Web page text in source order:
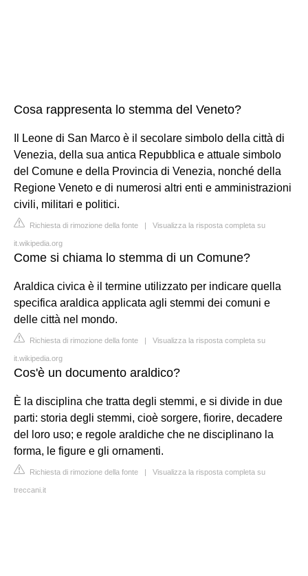
Cosa rappresenta lo stemma del Veneto?
Il Leone di San Marco è il secolare simbolo della città di
Venezia, della sua antica Repubblica e attuale simbolo
del Comune e della Provincia di Venezia, nonché della
Regione Veneto e di numerosi altri enti e amministrazioni
civili, militari e politici.
Richiesta di rimozione della fonte | Visualizza la risposta completa su
it.wikipedia.org
Come si chiama lo stemma di un Comune?
Araldica civica è il termine utilizzato per indicare quella
specifica araldica applicata agli stemmi dei comuni e
delle città nel mondo.
Richiesta di rimozione della fonte | Visualizza la risposta completa su
it.wikipedia.org
Cos'è un documento araldico?
È la disciplina che tratta degli stemmi, e si divide in due
parti: storia degli stemmi, cioè sorgere, fiorire, decadere
del loro uso; e regole araldiche che ne disciplinano la
forma, le figure e gli ornamenti.
Richiesta di rimozione della fonte | Visualizza la risposta completa su
treccani.it